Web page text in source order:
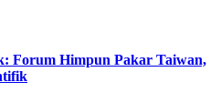
Forum Himpun Pakar Taiwan,